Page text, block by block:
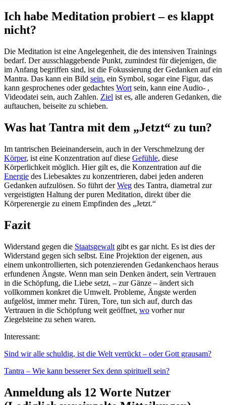
Ich habe Meditation probiert – es klappt
nicht?
Die Meditation ist eine Angelegenheit, die des intensiven Trainings
bedarf. Der ausschlaggebende Punkt, zumindest für diejenigen, die
im Anfang begriffen sind, ist die Fokussierung der Gedanken auf ein
Mantra. Das kann ein Bild sein, ein Symbol, sogar eine Figur, das
kann gesprochenes oder gedachtes Wort sein, kann eine Audio- ,
Videodatei sein, auch Zahlen. Ziel ist es, alle anderen Gedanken, die
auftauchen, beiseite zu schieben.
Was hat Tantra mit dem „Jetzt“ zu tun?
Im tantrischen Beieinandersein, auch in der Verschmelzung der
Körper, ist eine Konzentration auf diese Gefühle, diese
Körperlichkeit möglich. Hier gilt es, die Konzentration auf die
Energie des Liebesaktes zu konzentrieren, dabei jeden anderen
Gedanken aufzulösen. So führt derWeg des Tantra, diametral zur
vergeistigten Haltung der puren Meditation, direkt über die
Körperenergie zu einem Empfinden des „Jetzt.“
Fazit
Widerstand gegen die Staatsgewalt gibt es gar nicht. Es ist dies der
Widerstand gegen sich selbst. Eine Projektion der eigenen, aus
einem unkontrollierten, sich potenzierenden Gedankenchaos heraus
erfundenen Ängste. Wenn man sein Denken ändert, sein Vertrauen
in die Schöpfung, die Liebe setzt, – zur Gänze – ändert sich
vollkommen konkret die Umwelt. Probleme, Ängste werden
aufgelöst, immer mehr. Türen, Tore, tun sich auf, durch das
Vertrauen in die Schöpfung weit geöffnet, wo vorher nur
Ziegelsteine zu sehen waren.
Interessant:
Sind wir alle schuldig, ist die Welt verrückt – oder Gott grausam?
Tantra – Wie kann besserer Sex denn spirituell sein?
Anmeldung als 12 Worte Nutzer